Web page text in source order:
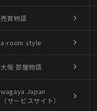
売買物語
a-room style
大阪 部屋物語
wagaya Japan
（サービスサイト）